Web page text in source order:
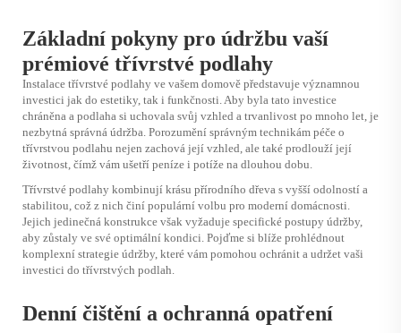
Základní pokyny pro údržbu vaší
prémiové třívrstvé podlahy
Instalace třívrstvé podlahy ve vašem domově představuje významnou
investici jak do estetiky, tak i funkčnosti. Aby byla tato investice
chráněna a podlaha si uchovala svůj vzhled a trvanlivost po mnoho let, je
nezbytná správná údržba. Porozumění správným technikám péče o
třívrstvou podlahu nejen zachová její vzhled, ale také prodlouží její
životnost, čímž vám ušetří peníze i potíže na dlouhou dobu.
Třívrstvé podlahy kombinují krásu přírodního dřeva s vyšší odolností a
stabilitou, což z nich činí populární volbu pro moderní domácnosti.
Jejich jedinečná konstrukce však vyžaduje specifické postupy údržby,
aby zůstaly ve své optimální kondici. Pojďme si blíže prohlédnout
komplexní strategie údržby, které vám pomohou ochránit a udržet vaši
investici do třívrstvých podlah.
Denní čištění a ochranná opatření